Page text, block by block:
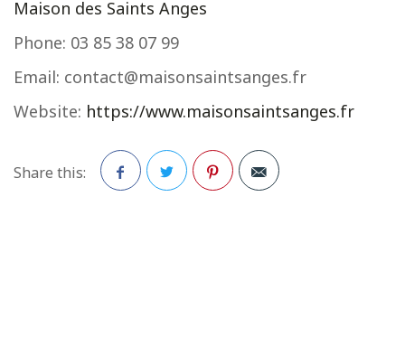
Maison des Saints Anges
Phone: 03 85 38 07 99
Email: contact@maisonsaintsanges.fr
Website: https://www.maisonsaintsanges.fr
Share this: